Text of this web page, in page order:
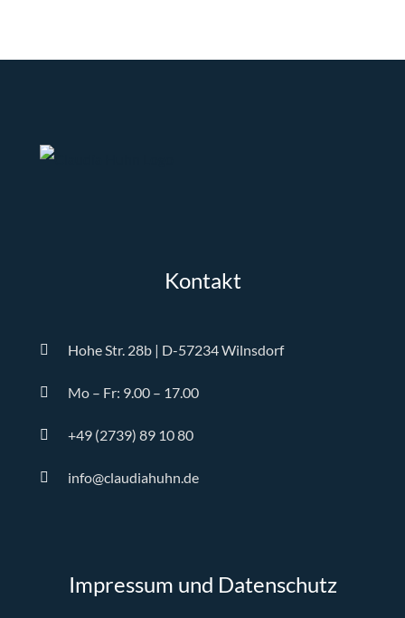
Kontakt
Hohe Str. 28b | D-57234 Wilnsdorf
Mo – Fr: 9.00 – 17.00
+49 (2739) 89 10 80
info@claudiahuhn.de
Impressum und Datenschutz